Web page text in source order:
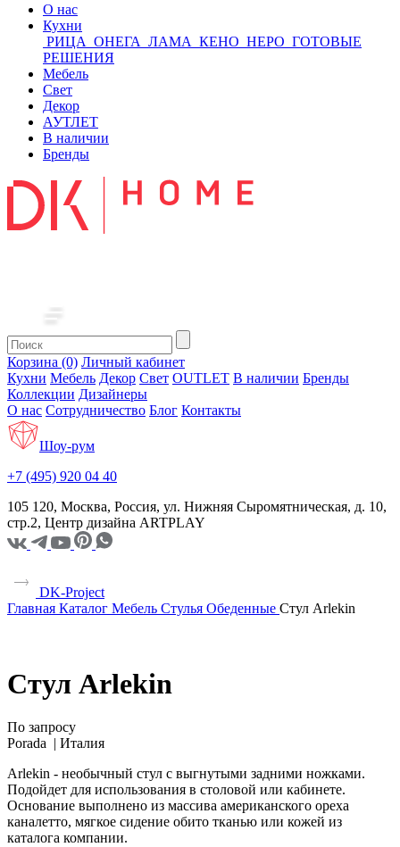
О нас
Кухни
РИЦА ОНЕГА ЛАМА КЕНО НЕРО ГОТОВЫЕ
РЕШЕНИЯ
Мебель
Свет
Декор
АУТЛЕТ
В наличии
Бренды
Корзина (0) Личный кабинет
Кухни Мебель Декор Свет OUTLET В наличии Бренды
Коллекции Дизайнеры
О нас Сотрудничество Блог Контакты
Шоу-рум
+7 (495) 920 04 40
105 120, Москва, Россия, ул. Нижняя Сыромятническая, д. 10,
стр.2, Центр дизайна ARTPLAY
DK-Project
Главная Каталог Мебель Стулья Обеденные Стул Arlekin
Стул Arlekin
По запросу
Porada | Италия
Arlekin - необычный стул с выгнутыми задними ножками.
Подойдет для использования в столовой или кабинете.
Основание выполнено из массива американского ореха
каналетто, мягкое сидение обито тканью или кожей из
каталога компании.